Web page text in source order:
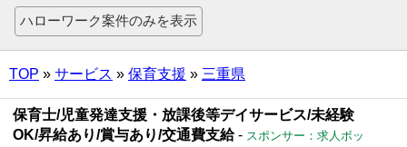
TOP » サービス » 保育支援 » 三重県
保育士/児童発達支援・放課後等デイサービス/未経験
OK/昇給あり/賞与あり/交通費支給- スポンサー：求人ボッ